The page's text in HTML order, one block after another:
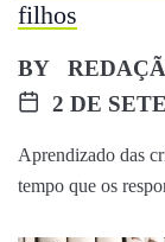
filhos
BY
2 DE
Aprendizado das
tempo que os